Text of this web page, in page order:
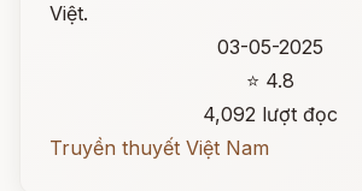
Việt.
03-05-2025
⭐ 4.8
4,092 lượt đọc
Truyền thuyết Việt Nam